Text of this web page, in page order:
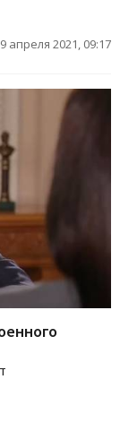
апреля 2021, 09:17